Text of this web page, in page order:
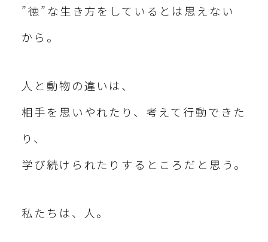
”徳”な生き方をしているとは思えない
から。
人と動物の違いは、
相手を思いやれたり、考えて行動できた
り、
学び続けられたりするところだと思う。
私たちは、人。